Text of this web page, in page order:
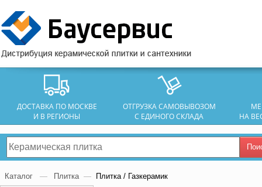
ДОСТАВКА ПО МОСКВЕ
И В РЕГИОНЫ
ОТГРУЗКА САМОВЫВОЗОМ
С ЕДИНОГО СКЛАДА
НА
Каталог — Плитка — Плитка / Газкерамик